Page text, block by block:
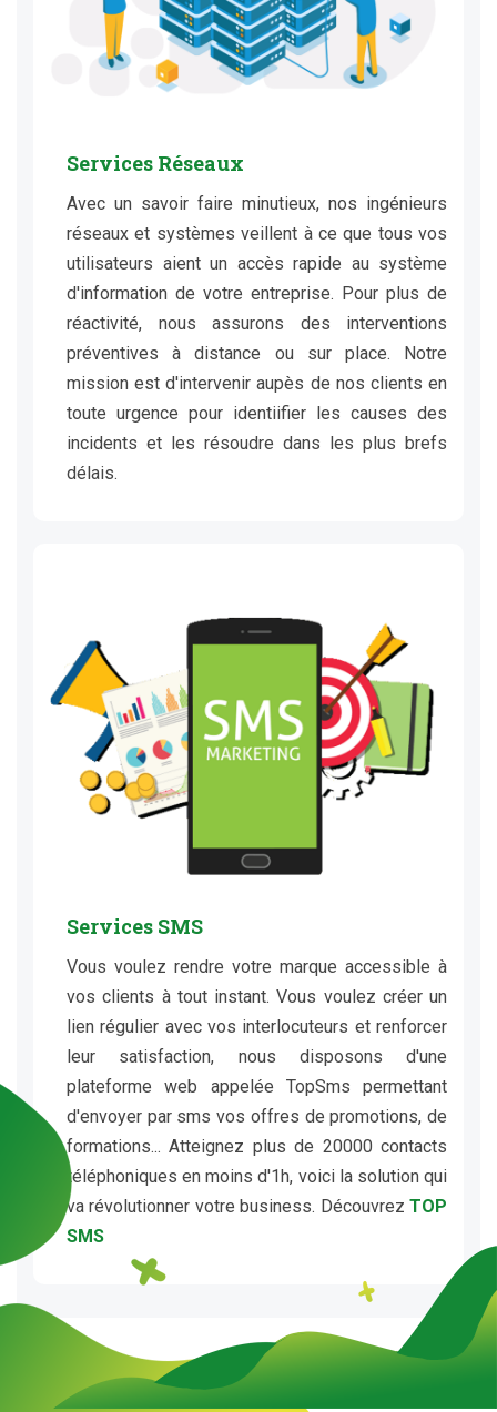
Services Réseaux
Avec un savoir faire minutieux, nos ingénieurs
réseaux et systèmes veillent à ce que tous vos
utilisateurs aient un accès rapide au système
d'information de votre entreprise. Pour plus de
réactivité, nous assurons des interventions
préventives à distance ou sur place. Notre
mission est d'intervenir aupès de nos clients en
toute urgence pour identiifier les causes des
incidents et les résoudre dans les plus brefs
délais.
Services SMS
Vous voulez rendre votre marque accessible à
vos clients à tout instant. Vous voulez créer un
lien régulier avec vos interlocuteurs et renforcer
leur satisfaction, nous disposons d'une
plateforme web appelée TopSms permettant
d'envoyer par sms vos offres de promotions, de
formations... Atteignez plus de 20000 contacts
téléphoniques en moins d'1h, voici la solution qui
va révolutionner votre business. Découvrez TOP
SMS